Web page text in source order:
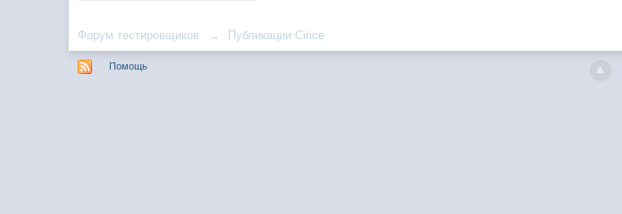
Форум тестировщиков → Публикации Cirice
Помощь